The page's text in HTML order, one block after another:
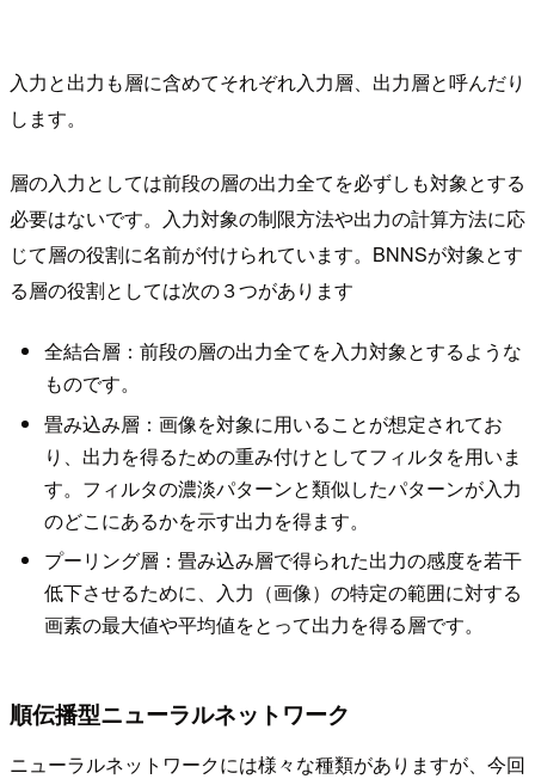
入力と出力も層に含めてそれぞれ入力層、出力層と呼んだり
します。
層の入力としては前段の層の出力全てを必ずしも対象とする
必要はないです。入力対象の制限方法や出力の計算方法に応
じて層の役割に名前が付けられています。BNNSが対象とす
る層の役割としては次の３つがあります
全結合層：前段の層の出力全てを入力対象とするような
ものです。
畳み込み層：画像を対象に用いることが想定されてお
り、出力を得るための重み付けとしてフィルタを用いま
す。フィルタの濃淡パターンと類似したパターンが入力
のどこにあるかを示す出力を得ます。
プーリング層：畳み込み層で得られた出力の感度を若干
低下させるために、入力（画像）の特定の範囲に対する
画素の最大値や平均値をとって出力を得る層です。
順伝播型ニューラルネットワーク
ニューラルネットワークには様々な種類がありますが、今回